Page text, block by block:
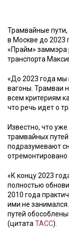
Lifestyle
Мурзилка
Трамвайные пути,
в Москве до 2023
«Прайм» заммэра
транспорта
«До 2023 года мы
вагоны. Трамваи
всем критериям
что речь идет о
Известно, что
трамвайных
подразумевают
отремонтировано
«К концу 2023
полностью
2010 года
ими не
путей
(цитата ТАСС).